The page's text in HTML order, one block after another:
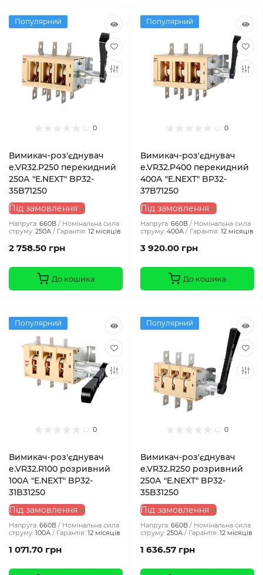
Популярний
0
Вимикач-роз'єднувач
e.VR32.P250 перекидний
250А "E.NEXT" BP32-
35B71250
Під замовлення
Напруга: 660В
Номінальна сила
струму: 250А Гарантія: 12 місяців
2 758.50 грн
До кошика
Популярний
0
Вимикач-роз'єднувач
e.VR32.P400 перекидний
400А "E.NEXT" BP32-
37B71250
Під замовлення
Напруга: 660В
Номінальна сила
струму: 400А Гарантія: 12 місяців
3 920.00 грн
До кошика
Популярний
0
Вимикач-роз'єднувач
e.VR32.R100 розривний
100А "E.NEXT" BP32-
31B31250
Під замовлення
Напруга: 660В
Номінальна сила
струму: 100А Гарантія: 12 місяців
1 071.70 грн
Популярний
0
Вимикач-роз'єднувач
e.VR32.R250 розривний
250А "E.NEXT" BP32-
35B31250
Під замовлення
Напруга: 660В
Номінальна сила
струму: 250А Гарантія: 12 місяців
1 636.57 грн